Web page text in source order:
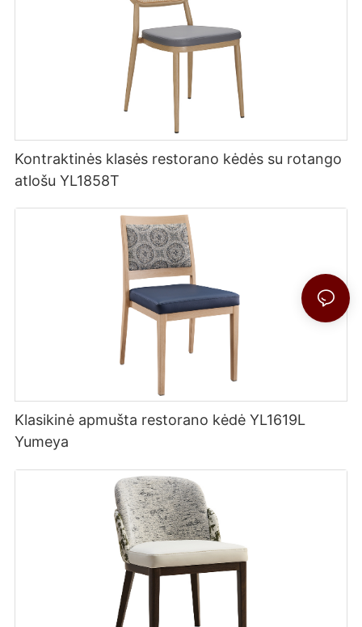
Kontraktinės klasės restorano kėdės su rotango
atlošu YL1858T
Klasikinė apmušta restorano kėdė YL1619L
Yumeya